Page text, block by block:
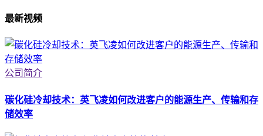
最新视频
公司简介
碳化硅冷却技术：英飞凌如何改进客户的能源生产、传输和存
储效率